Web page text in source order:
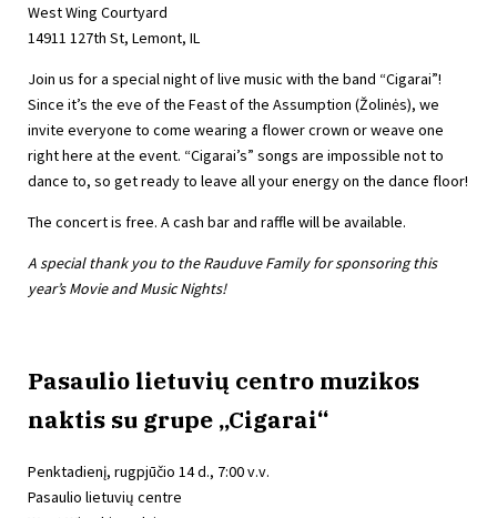
West Wing Courtyard
14911 127th St, Lemont, IL
Join us for a special night of live music with the band “Cigarai”!
Since it’s the eve of the Feast of the Assumption (Žolinės), we
invite everyone to come wearing a flower crown or weave one
right here at the event. “Cigarai’s” songs are impossible not to
dance to, so get ready to leave all your energy on the dance floor!
The concert is free. A cash bar and raffle will be available.
A special thank you to the Rauduve Family for sponsoring this
year’s Movie and Music Nights!
Pasaulio lietuvių centro muzikos
naktis su grupe „Cigarai“
Penktadienį, rugpjūčio 14 d., 7:00 v.v.
Pasaulio lietuvių centre